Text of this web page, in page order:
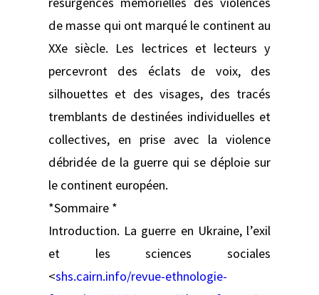
de masse qui ont marqué le continent au
XXe siècle. Les lectrices et lecteurs y
percevront des éclats de voix, des
silhouettes et des visages, des tracés
tremblants de destinées individuelles et
collectives, en prise avec la violence
débridée de la guerre qui se déploie sur
le continent européen.
*Sommaire *
Introduction. La guerre en Ukraine, l’exil
et les sciences sociales
<shs.cairn.info/revue-ethnologie-